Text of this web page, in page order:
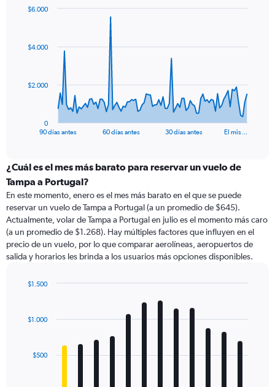
data
The
categories.
Range:
91
categories.
The
chart
has
1
Y
displaying
90 días antes 60 días antes 30 días antes El mis…
0
$2.000
$4.000
$6.000
¿Cuál es el mes más barato para reservar un vuelo de
Tampa a Portugal?
En este momento, enero es el mes más barato en el que se puede
reservar un vuelo de Tampa a Portugal (a un promedio de $645).
Actualmente, volar de Tampa a Portugal en julio es el momento más caro
(a un promedio de $1.268). Hay múltiples factores que influyen en el
precio de un vuelo, por lo que comparar aerolíneas, aeropuertos de
salida y horarios les brinda a los usuarios más opciones disponibles.
with
12
The$500
$1.000
$1.500